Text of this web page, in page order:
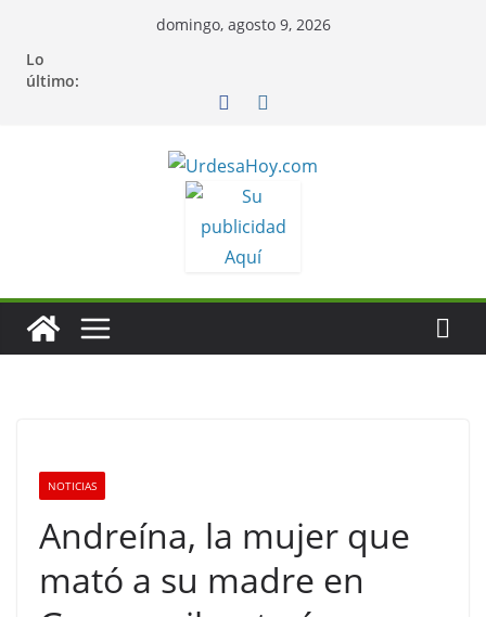
contenido
domingo, agosto 9, 2026
Lo
último:
NOTICIAS
Andreína, la mujer que
mató a su madre en